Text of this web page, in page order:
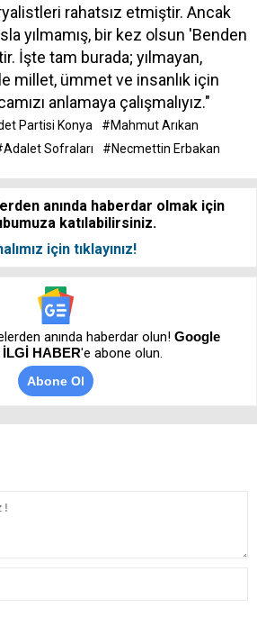
rahatsız etmiştir. Ancak
yılmamış, bir kez olsun 'Benden
İşte tam burada; yılmayan,
millet, ümmet ve insanlık için
anlamaya çalışmalıyız."
Partisi Konya
#Mahmut Arıkan
Sofraları #Necmettin Erbakan
anında haberdar olmak için
katılabilirsiniz.
için tıklayınız!
anında haberdar olun! Google
İLGİ HABER'e abone olun.
Abone Ol